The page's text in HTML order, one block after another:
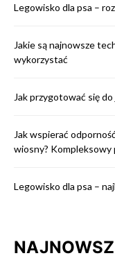
Legowisko dla psa –
Jakie są najnowsze
wykorzystać
Jak przygotować się
Jak wspierać
wiosny?
Legowisko dla psa –